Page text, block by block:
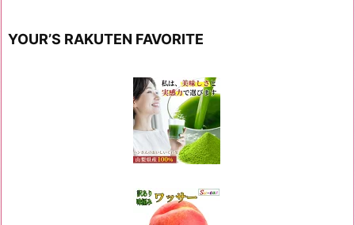
YOUR’S RAKUTEN FAVORITE